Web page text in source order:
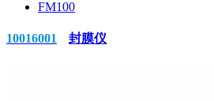
FM100
10016001 封膜仪